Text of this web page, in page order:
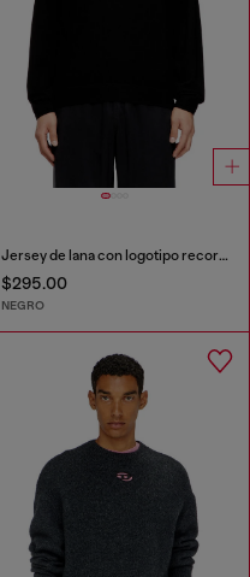
Jersey de lana con logotipo recortado
$295.00
NEGRO